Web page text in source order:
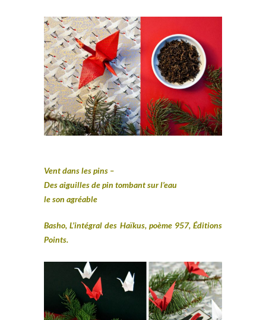
Vent dans les pins –
Des aiguilles de pin tombant sur l’eau
le son agréable
Basho, L’intégral des Haïkus, poème 957, Éditions
Points.